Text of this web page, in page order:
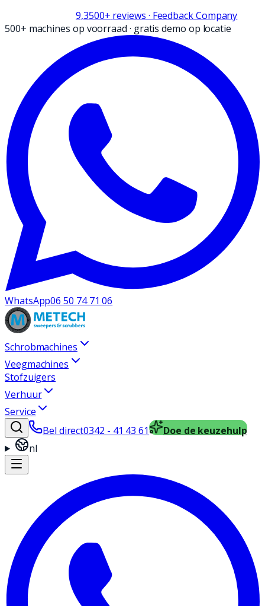
9,3500+ reviews · Feedback Company
500+ machines op voorraad · gratis demo op locatie
WhatsApp06 50 74 71 06
Schrobmachines
Veegmachines
Stofzuigers
Verhuur
Service
Bel direct0342 - 41 43 61
Doe de keuzehulp
nl